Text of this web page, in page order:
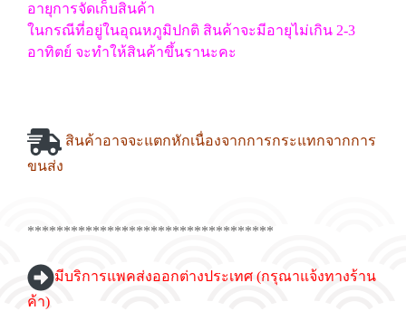
อายุการจัดเก็บสินค้า
ในกรณีที่อยู่ในอุณหภูมิปกติ สินค้าจะมีอายุไม่เกิน 2-3
อาทิตย์ จะทำให้สินค้าขึ้นรานะคะ
สินค้าอาจจะแตกหักเนื่องจากการกระแทกจากการ
ขนส่ง
**********************************
มีบริการแพคส่งออกต่างประเทศ (กรุณาแจ้งทางร้าน
ค้า)